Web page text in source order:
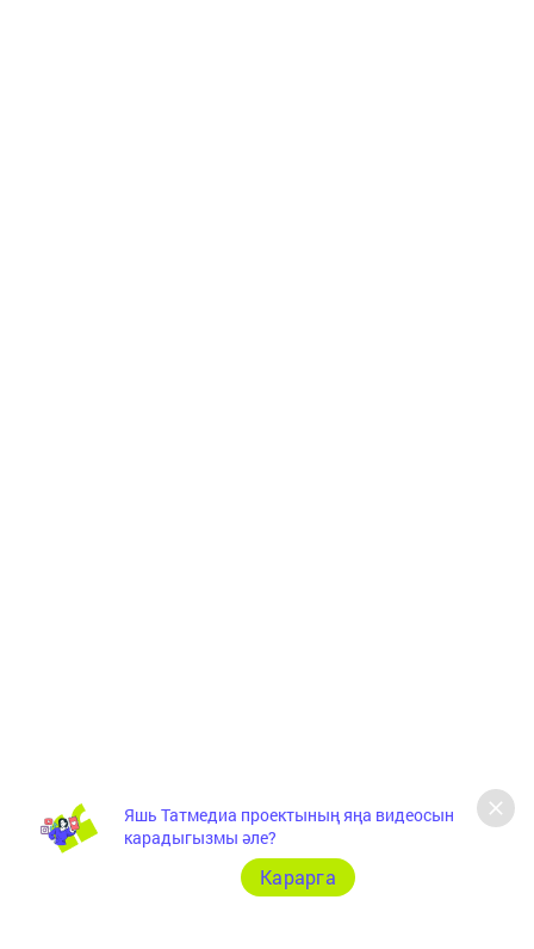
Яшь Татмедиа проектының яңа видеосын
карадыгызмы әле?
Карарга